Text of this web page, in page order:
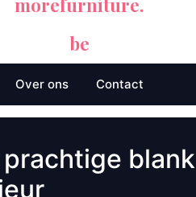
morefurniture.
be
Over ons Contact
blank